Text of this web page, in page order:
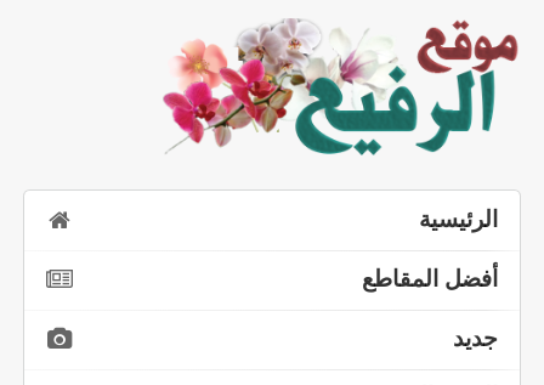
الرئيسية
أفضل المقاطع
جديد